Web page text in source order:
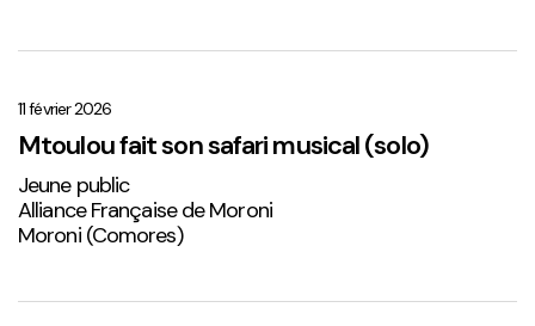
son
safari
musical
(solo)
11 février 2026
Mtoulou fait son safari musical (solo)
Jeune public
Alliance Française de Moroni
Moroni (Comores)